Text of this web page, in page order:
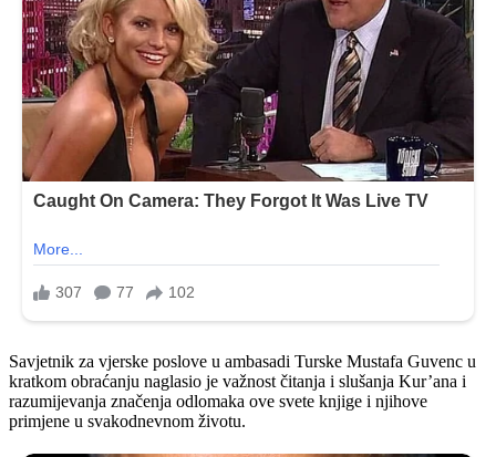
Savjetnik za vjerske poslove u ambasadi Turske Mustafa Guvenc u
kratkom obraćanju naglasio je važnost čitanja i slušanja Kur’ana i
razumijevanja značenja odlomaka ove svete knjige i njihove
primjene u svakodnevnom životu.